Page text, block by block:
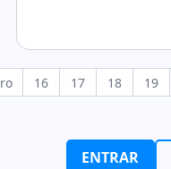
16 17 18 19
ENTRAR